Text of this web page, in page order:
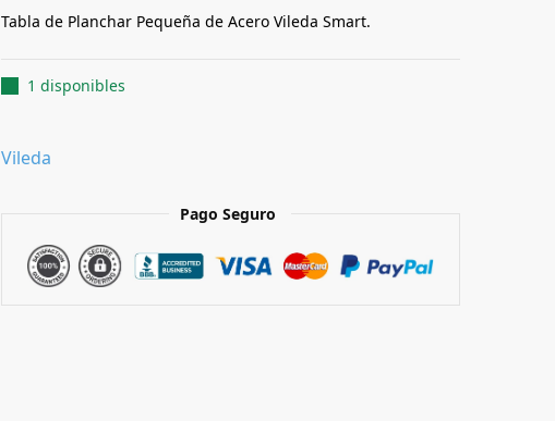
Tabla de Planchar Pequeña de Acero Vileda Smart.
1 disponibles
Vileda
Pago Seguro